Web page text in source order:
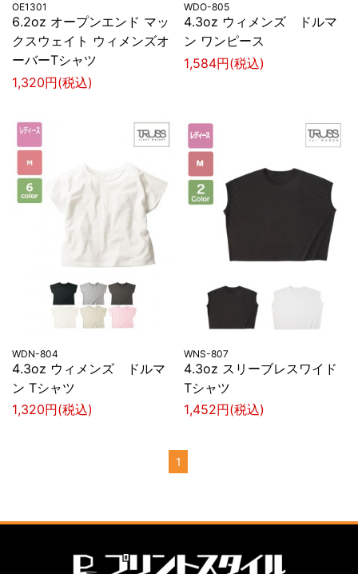
OE1301
6.2oz オープンエンド マッ
クスウェイト ウィメンズオ
ーバーTシャツ
1,320円(税込)
WDO-805
4.3oz ウィメンズ ドルマ
ン ワンピース
1,584円(税込)
WDN-804
4.3oz ウィメンズ ドルマ
ン Tシャツ
1,320円(税込)
WNS-807
4.3oz スリーブレスワイド
Tシャツ
1,452円(税込)
1